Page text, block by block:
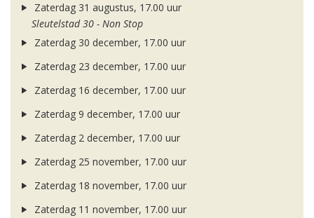
Zaterdag 31 augustus, 17.00 uur
Sleutelstad 30 - Non Stop
Zaterdag 30 december, 17.00 uur
Zaterdag 23 december, 17.00 uur
Zaterdag 16 december, 17.00 uur
Zaterdag 9 december, 17.00 uur
Zaterdag 2 december, 17.00 uur
Zaterdag 25 november, 17.00 uur
Zaterdag 18 november, 17.00 uur
Zaterdag 11 november, 17.00 uur